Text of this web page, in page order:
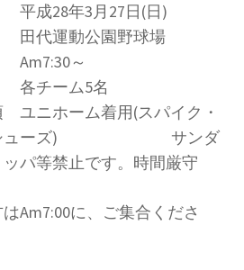
成28年3月27日(日)
運動公園野球場
～
チーム5名
ユニホーム着用(スパイク・
シューズ) サンダ
パ等禁止です。時間厳守
Am7:00に、ご集合くださ